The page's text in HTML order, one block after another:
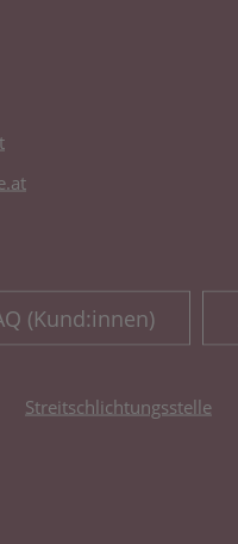
(Kund:innen)
Streitschlichtungsstelle